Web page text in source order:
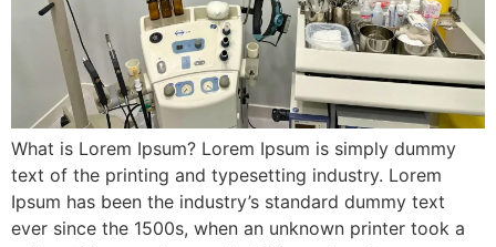
What is Lorem Ipsum? Lorem Ipsum is simply dummy
text of the printing and typesetting industry. Lorem
Ipsum has been the industry’s standard dummy text
ever since the 1500s, when an unknown printer took a